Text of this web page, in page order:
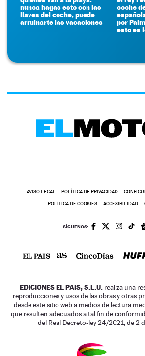
nunca hagas esto con las
llaves del coche, puede
arruinarte las vacaciones
coche
por
esto es
AVISO LEGAL POLÍTICA DE PRIVACIDAD
POLÍTICA DE COOKIES ACCESIBILIDAD
SÍGUENOS:
EDICIONES EL PAIS, S.L.U. realiza una
reproducciones y usos de las obras y otras
desde este sitio web a medios de lectura
que resulten adecuados a tal fin de
del Real Decreto-ley 24/2021, de 2